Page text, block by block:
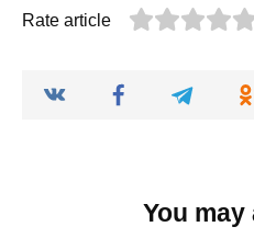
Rate article
You